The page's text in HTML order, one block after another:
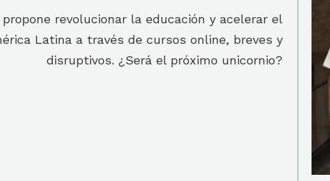
propone revolucionar la educación y acelerar el
Latina a través de cursos online, breves y
disruptivos. ¿Será el próximo unicornio?